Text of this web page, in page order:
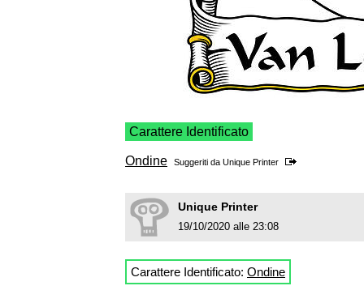
Carattere Identificato
Ondine Suggeriti da Unique Printer
Unique Printer
19/10/2020 alle 23:08
Carattere Identificato: Ondine